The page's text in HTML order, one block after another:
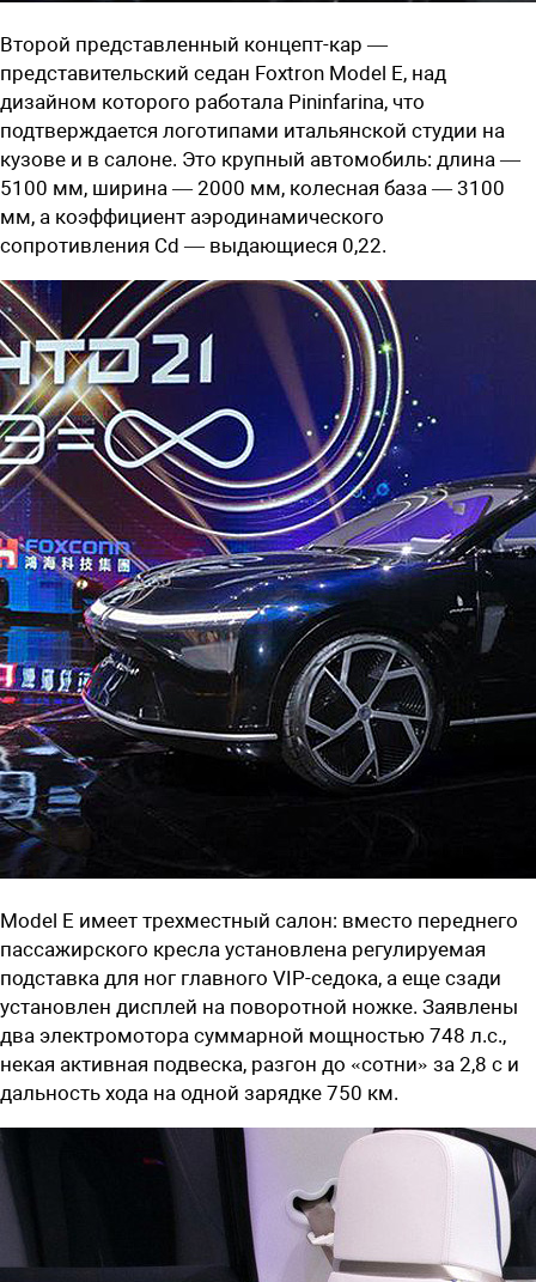
Второй представленный концепт-кар —
представительский седан Foxtron Model E, над
дизайном которого работала Pininfarina, что
подтверждается логотипами итальянской студии на
кузове и в салоне. Это крупный автомобиль: длина —
5100 мм, ширина — 2000 мм, колесная база — 3100
мм, а коэффициент аэродинамического
сопротивления Cd — выдающиеся 0,22.
Model E имеет трехместный салон: вместо переднего
пассажирского кресла установлена регулируемая
подставка для ног главного VIP-седока, а еще сзади
установлен дисплей на поворотной ножке. Заявлены
два электромотора суммарной мощностью 748 л.с.,
некая активная подвеска, разгон до «сотни» за 2,8 с и
дальность хода на одной зарядке 750 км.